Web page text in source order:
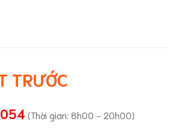
TRƯỚC
(Thời gian: 8h00 - 20h00)